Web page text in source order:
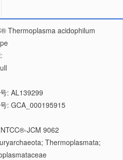
Thermoplasma acidophilum
: AL139299
: GCA_000195915
JCM 9062
Thermoplasmata;